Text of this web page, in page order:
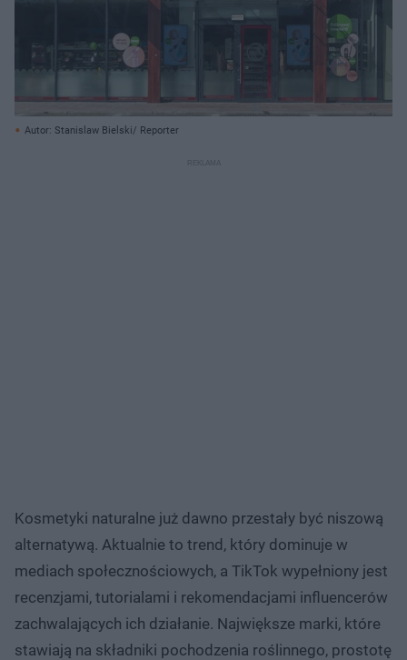
Autor: Stanislaw Bielski/ Reporter
Kosmetyki naturalne już dawno przestały być niszową
alternatywą. Aktualnie to trend, który dominuje w
mediach społecznościowych, a TikTok wypełniony jest
recenzjami, tutorialami i rekomendacjami influencerów
zachwalających ich działanie. Największe marki, które
stawiają na składniki pochodzenia roślinnego, prostotę